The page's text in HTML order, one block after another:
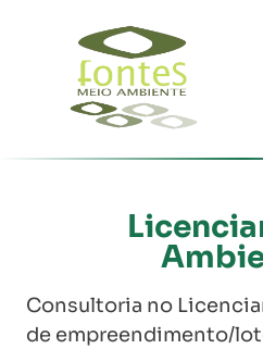
Consultoria no
de empreendimento/